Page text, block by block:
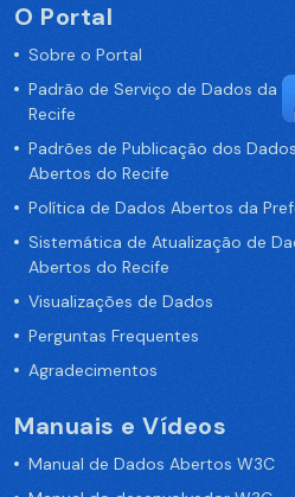
O Portal
Sobre o Portal
Padrão de Serviço de Dados da
Recife
Padrões de Publicação dos
Abertos do Recife
Política de Dados Abertos da
Sistemática de Atualização de
Abertos do Recife
Visualizações de Dados
Perguntas Frequentes
Agradecimentos
Manuais e Vídeos
Manual de Dados Abertos W3C